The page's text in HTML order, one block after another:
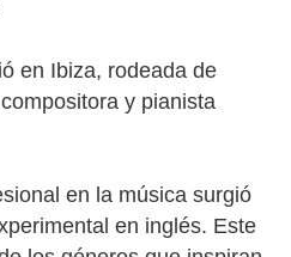
en Ibiza, rodeada de
y pianista
en la música surgió
en inglés. Este